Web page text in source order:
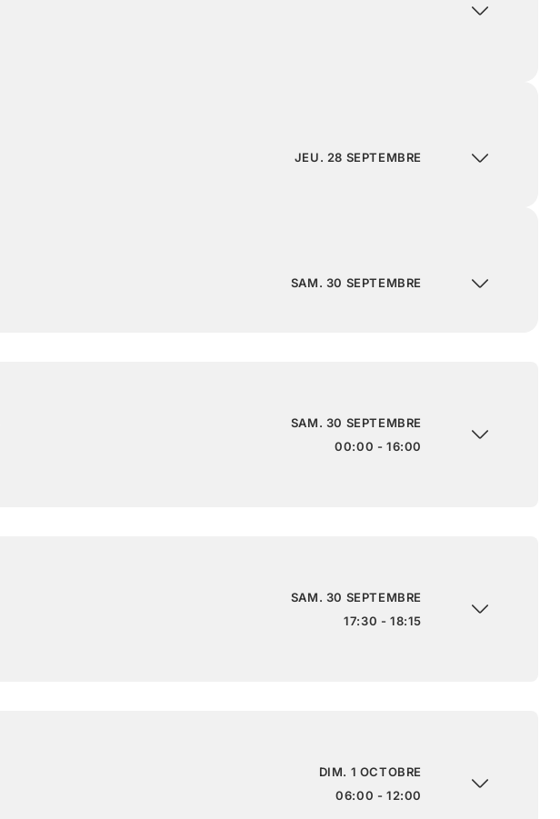
JEU. 28 SEPTEMBRE
SAM. 30 SEPTEMBRE
SAM. 30 SEPTEMBRE
00:00 - 16:00
SAM. 30 SEPTEMBRE
17:30 - 18:15
DIM. 1 OCTOBRE
06:00 - 12:00